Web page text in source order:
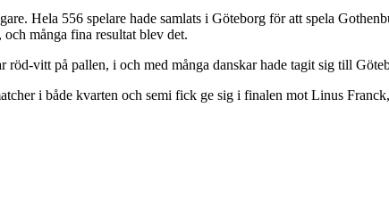
Hela 556 spelare hade samlats i Göteborg för att spela
många fina resultat blev det.
vitt på pallen, i och med många danskar hade tagit sig till
i både kvarten och semi fick ge sig i finalen mot Linus